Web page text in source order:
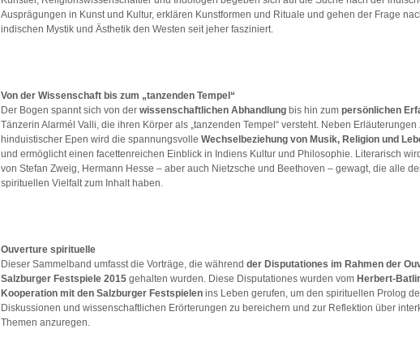
Ausprägungen in Kunst und Kultur, erklären Kunstformen und Rituale und gehen der Frage
indischen Mystik und Ästhetik den Westen seit jeher fasziniert.
Von der Wissenschaft bis zum „tanzenden Tempel“
Der Bogen spannt sich von der wissenschaftlichen Abhandlung bis hin zum persönlichen
Tänzerin Alarmél Valli, die ihren Körper als „tanzenden Tempel“ versteht. Neben
hinduistischer Epen wird die spannungsvolle Wechselbeziehung von Musik, Religion und
und ermöglicht einen facettenreichen Einblick in Indiens Kultur und Philosophie. Literarisch
von Stefan Zweig, Hermann Hesse – aber auch Nietzsche und Beethoven – gewagt, die alle
spirituellen Vielfalt zum Inhalt haben.
Ouverture spirituelle
Dieser Sammelband umfasst die Vorträge, die während der Disputationes im Rahmen der
Salzburger Festspiele 2015 gehalten wurden. Diese Disputationes wurden vom Herbert-
Kooperation mit den Salzburger Festspielen ins Leben gerufen, um den spirituellen Prolog
Diskussionen und wissenschaftlichen Erörterungen zu bereichern und zur Reflektion über
Themen anzuregen.